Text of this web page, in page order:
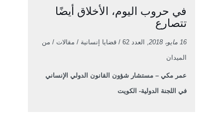
في حروب اليوم، الأخلاق أيضًا
تتصارع
16 مايو، 2018 , العدد 62 / قضايا إنسانية / مقالات / من
الميدان
عمر مكي – مستشار شؤون القانون الدولي الإنساني
في اللجنة الدولية- الكويت